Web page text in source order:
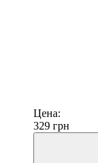
Цена:
329 грн